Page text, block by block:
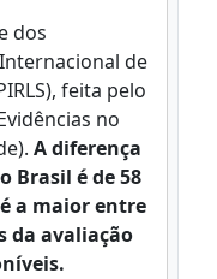
dos
de
feita pelo
no
A diferença
Brasil é de 58
a maior entre
da avaliação